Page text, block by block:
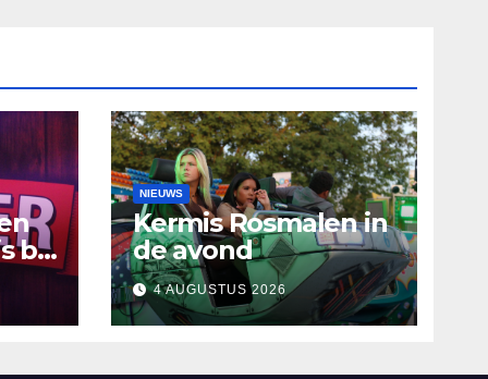
bij
NIEUWS
Kermis Rosmalen in
de avond
4 AUGUSTUS 2026